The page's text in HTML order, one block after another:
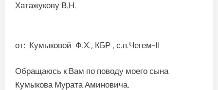
Хатажукову В.Н.
от: Кумыковой Ф.Х., КБР , с.п.Чегем-II
Обращаюсь к Вам по поводу моего сына
Кумыкова Мурата Аминовича.